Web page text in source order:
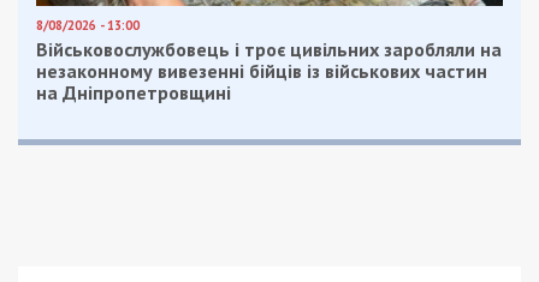
факто в полуразрушенном помещении.
И на пресс-конференции в июне, организованной
по теме закупок, первый заместитель городского
лукавил, заявив, что они “отбирали подрядчиков,